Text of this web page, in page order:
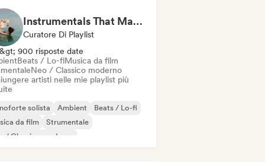
Instrumentals That Make You Feel Like Floating
Curatore Di Playlist
&gt; 900 risposte date
Beats / Lo-fiMusica da film
Neo / Classico moderno
artisti nelle mie playlist più
solista Ambient
Beats / Lo-fi
da film
Strumentale
/ Classico moderno